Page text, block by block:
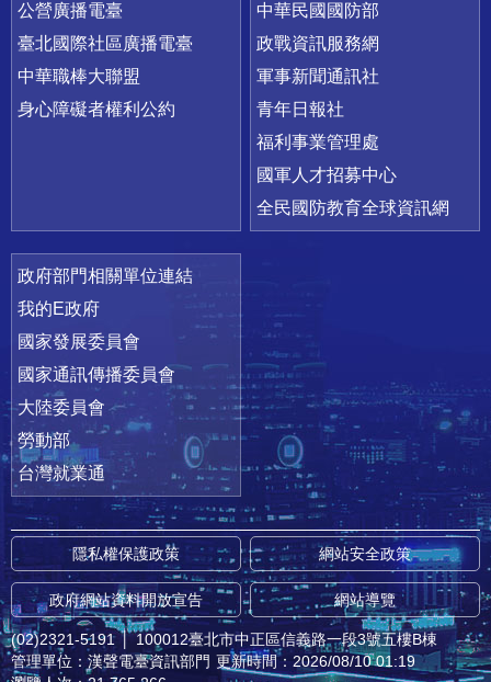
公營廣播電臺
臺北國際社區廣播電臺
中華職棒大聯盟
身心障礙者權利公約
中華民國國防部
政戰資訊服務網
軍事新聞通訊社
青年日報社
福利事業管理處
國軍人才招募中心
全民國防教育全球資訊網
政府部門相關單位連結
我的E政府
國家發展委員會
國家通訊傳播委員會
大陸委員會
勞動部
台灣就業通
隱私權保護政策 網站安全政策
政府網站資料開放宣告 網站導覽
(02)2321-5191 │ 100012臺北市中正區信義路一段3號五樓B棟
管理單位：漢聲電臺資訊部門 更新時間：2026/08/10 01:19